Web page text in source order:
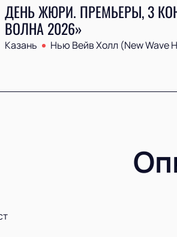
ДЕНЬ ЖЮРИ. ПРЕМЬЕРЫ, 3
ВОЛНА 2026»
Казань Нью Вейв Холл (New Wave